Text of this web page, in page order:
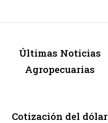
Últimas Noticias
Agropecuarias
Cotización del dólar